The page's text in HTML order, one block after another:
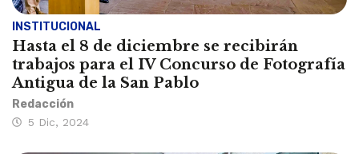
INSTITUCIONAL
Hasta el 8 de diciembre se recibirán
trabajos para el IV Concurso de Fotografía
Antigua de la San Pablo
Redacción
5 Dic, 2024